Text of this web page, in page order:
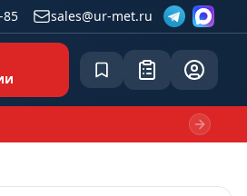
85 sales@ur-met.ru
Сохранённое
Заявка
Next